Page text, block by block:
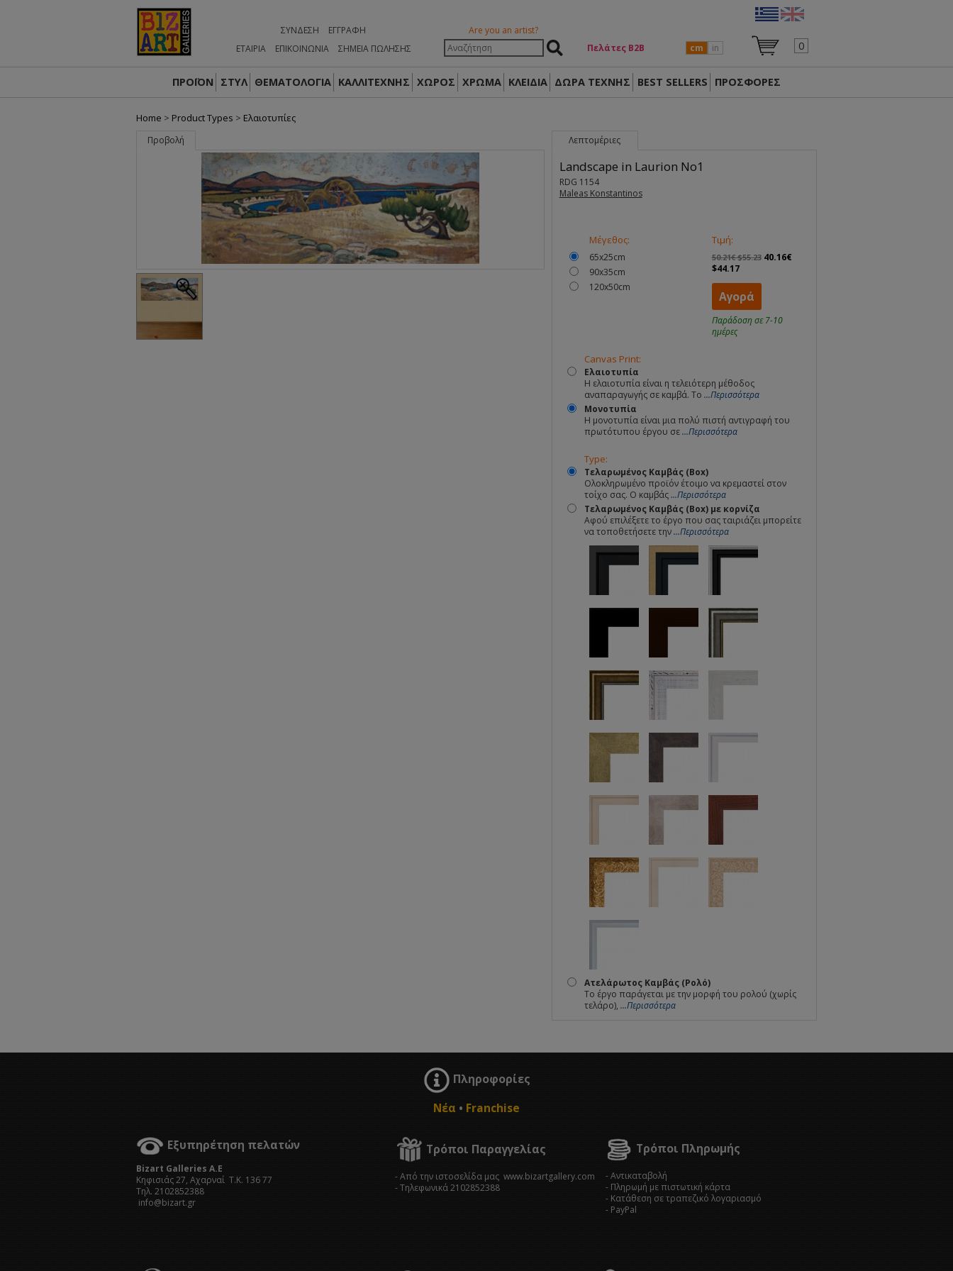
ΣΎΝΔΕΣΗ
ΕΓΓΡΑΦΉ
ΕΤΑΙΡΙΑ
ΕΠΙΚΟΙΝΩΝΙΑ ΣΗΜΕΙΑ ΠΩΛΗΣΗΣ
Are you an artist?
Πελάτες Β2Β
cm in 0
ΠΡΟΪΟΝ ΣΤΥΛ ΘΕΜΑΤΟΛΟΓΙΑ ΚΑΛΛΙΤΕΧΝΗΣ ΧΩΡΟΣ ΧΡΩΜΑ ΚΛΕΙΔΙΑ ΔΏΡΑ ΤΈΧΝΗΣ BEST SELLERS ΠΡΟΣΦΟΡΕΣ
Home > Product Types > Ελαιοτυπίες
Προβολή Λεπτομέριες
Landscape in Laurion No1
RDG 1154
Maleas Konstantinos
Μέγεθος:
65x25cm
90x35cm
120x50cm
Τιμή:
50.21€ $55.23 40.16€
$44.17
Αγορά
Παράδοση σε 7-10
ημέρες
Canvas Print:
Ελαιοτυπία
Η ελαιοτυπία είναι η τελειότερη μέθοδος
αναπαραγωγής σε καμβά. Το ...Περισσότερα
Μονοτυπία
Η μονοτυπία είναι μια πολύ πιστή αντιγραφή του
πρωτότυπου έργου σε...Περισσότερα
Type:
Τελαρωμένος Καμβάς (Box)
Ολοκληρωμένο προϊόν έτοιμο να κρεμαστεί στον
τοίχο σας. Ο καμβάς...Περισσότερα
Τελαρωμένος Καμβάς (Box) με κορνίζα
Αφού επιλέξετε το έργο που σας ταιριάζει μπορείτε
να τοποθετήσετε την...Περισσότερα
Ατελάρωτος Καμβάς (Ρολό)
Το έργο παράγεται με την μορφή του ρολού (χωρίς
τελάρο), ...Περισσότερα
Πληροφορίες
Νέα • Franchise
Εξυπηρέτηση πελατών
Bizart Galleries A.E
Kηφισιάς 27, Αχαρναί Τ.Κ. 136 77
Τηλ. 2102852388
info@bizart.gr
Τρόποι Παραγγελίας
- Από την ιστοσελίδα μας www.bizartgallery.com
- Tηλεφωνικά 2102852388
Τρόποι Πληρωμής
- Αντικαταβολή
- Πληρωμή με πιστωτική κάρτα
- Κατάθεση σε τραπεζικό λογαριασμό
- PayPal